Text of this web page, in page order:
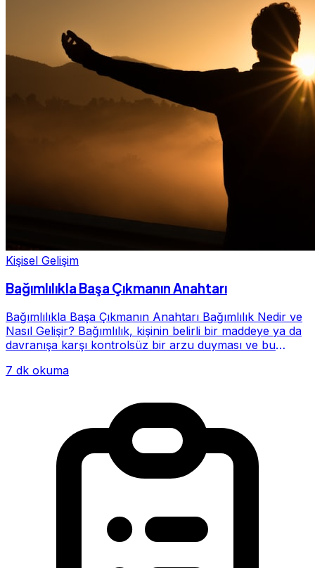
Kişisel Gelişim
Bağımlılıkla Başa Çıkmanın Anahtarı
Bağımlılıkla Başa Çıkmanın Anahtarı Bağımlılık Nedir ve
Nasıl Gelişir? Bağımlılık, kişinin belirli bir maddeye ya da
davranışa karşı kontrolsüz bir arzu duyması ve bu
7 dk okuma